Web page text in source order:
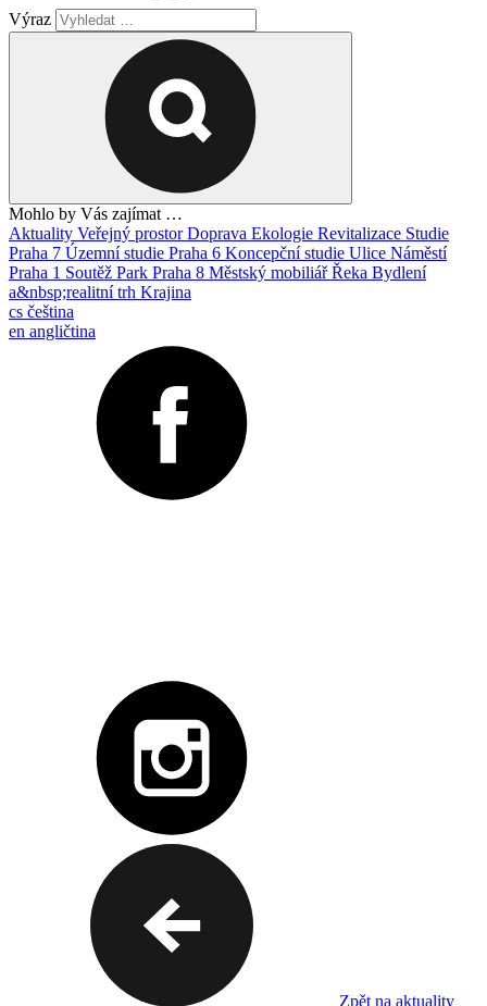
Výraz
Mohlo by Vás zajímat …
Aktuality Veřejný prostorDoprava Ekologie Revitalizace Studie
Praha 7 Územní studie Praha 6 Koncepční studie Ulice Náměstí
Praha 1 Soutěž Park Praha 8 Městský mobiliářŘeka Bydlení
a&nbsp;realitní trh Krajina
cs čeština
en angličtina
Zpět na aktuality